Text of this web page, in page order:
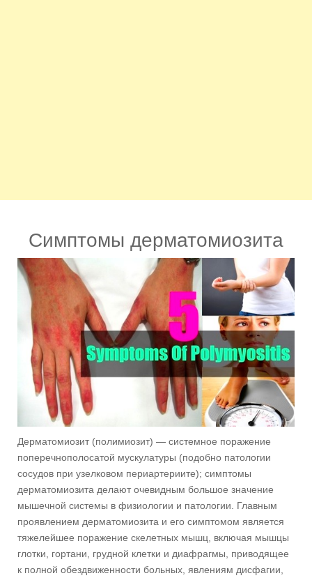
Симптомы дерматомиозита
Дерматомиозит (полимиозит) — системное поражение
поперечнополосатой мускулатуры (подобно патологии
сосудов при узелковом периартериите); симптомы
дерматомиозита делают очевидным большое значение
мышечной системы в физиологии и патологии. Главным
проявлением дерматомиозита и его симптомом является
тяжелейшее поражение скелетных мышц, включая мышцы
глотки, гортани, грудной клетки и диафрагмы, приводящее
к полной обездвиженности больных, явлениям дисфагии,